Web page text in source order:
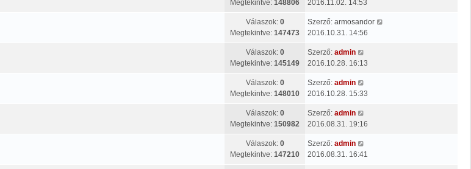
Megtekintve: 148806
2016.11.02. 14:53
Válaszok: 0
Megtekintve: 147473
Szerző: armosandor
2016.10.31. 14:56
Válaszok: 0
Megtekintve: 145149
Szerző: admin
2016.10.28. 16:13
Válaszok: 0
Megtekintve: 148010
Szerző: admin
2016.10.28. 15:33
Válaszok: 0
Megtekintve: 150982
Szerző: admin
2016.08.31. 19:16
Válaszok: 0
Megtekintve: 147210
Szerző: admin
2016.08.31. 16:41